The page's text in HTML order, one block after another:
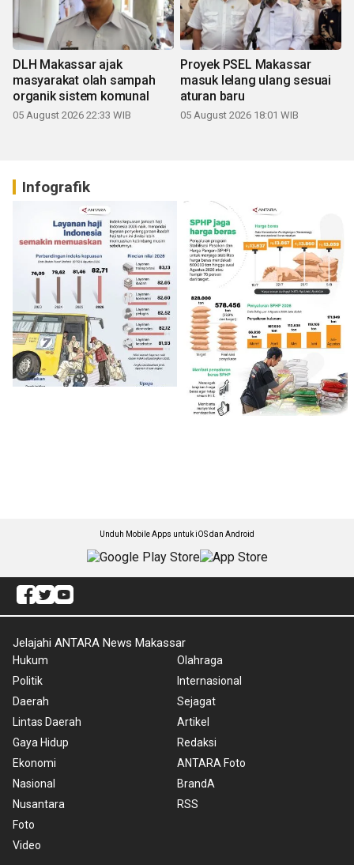
DLH Makassar ajak
masyarakat olah sampah
organik sistem komunal
05 August 2026 22:33 WIB
Proyek PSEL Makassar
masuk lelang ulang sesuai
aturan baru
05 August 2026 18:01 WIB
Infografik
Unduh Mobile Apps untuk iOS dan Android
Jelajahi ANTARA News Makassar
Hukum
Politik
Daerah
Lintas Daerah
Gaya Hidup
Ekonomi
Nasional
Nusantara
Foto
Video
Olahraga
Internasional
Sejagat
Artikel
Redaksi
ANTARA Foto
BrandA
RSS